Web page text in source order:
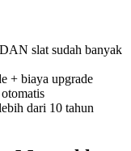
slat sudah banyak
+ biaya upgrade
dari 10 tahun